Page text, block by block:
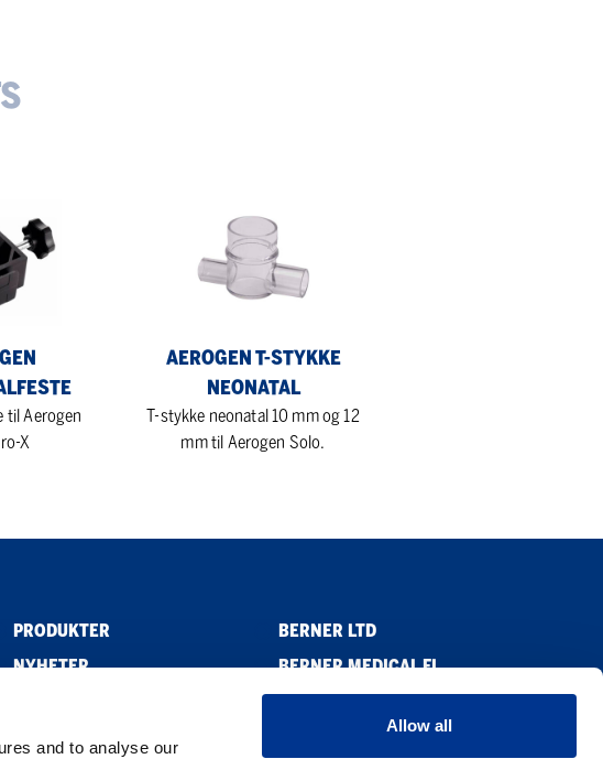
and to analyse our
Allow all
til Aerogen
X
AEROGEN T-STYKKE
NEONATAL
T-stykke neonatal 10 mm og 12
mm til Aerogen Solo.
PRODUKTER
NYHETER
BERNER LTD
BERNER MEDICAL FI
BERNER MEDICAL SE
BERNRER MEDICAL DK